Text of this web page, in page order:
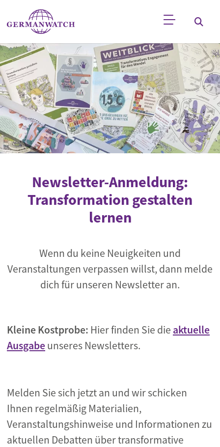
Direkt zum Inhalt
Stichwortsuche
Newsletter-Anmeldung:
Transformation gestalten
lernen
Wenn du keine Neuigkeiten und
Veranstaltungen verpassen willst, dann melde
dich für unseren Newsletter an.
Kleine Kostprobe: Hier finden Sie die aktuelle
Ausgabeunseres Newsletters.
Melden Sie sich jetzt an und wir schicken
Ihnen regelmäßig Materialien,
Veranstaltungshinweise und Informationen zu
aktuellen Debatten über transformative